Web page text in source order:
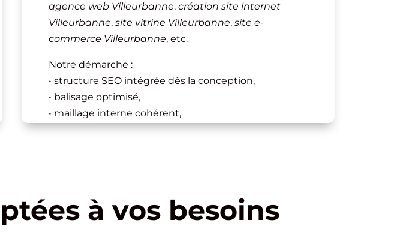
agence web Villeurbanne,création site internet
Villeurbanne,site vitrine Villeurbanne,site e-
commerce Villeurbanne, etc.
Notre démarche :
• structure SEO intégrée dès la conception,
• balisage optimisé,
• maillage interne cohérent,
• optimisation mobile et vitesse,
demandes.à vos besoins